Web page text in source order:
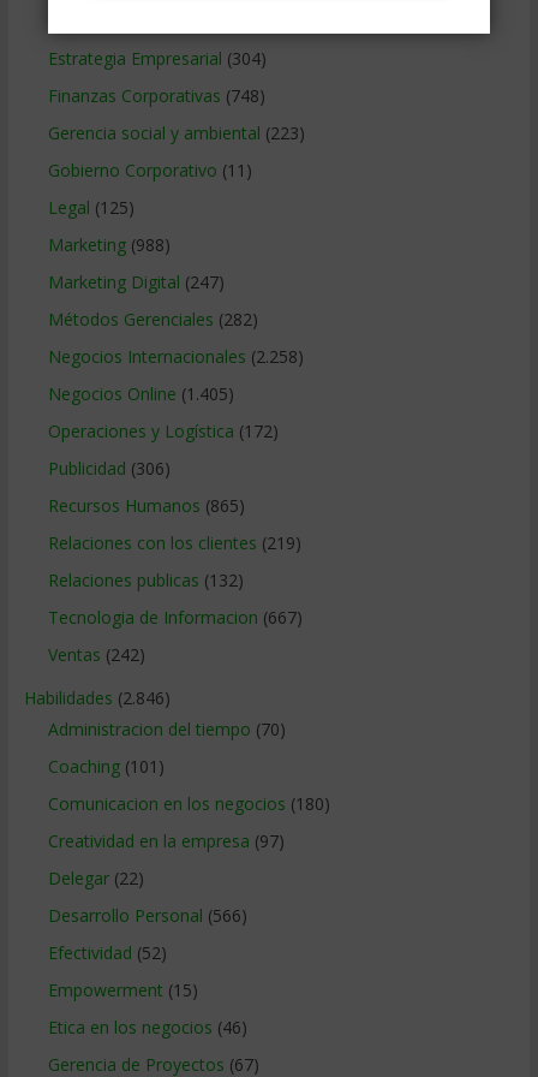
Estrategia Empresarial (304)
Finanzas Corporativas (748)
Gerencia social y ambiental (223)
Gobierno Corporativo (11)
Legal (125)
Marketing(988)
Marketing Digital (247)
Métodos Gerenciales (282)
Negocios Internacionales (2.258)
Negocios Online (1.405)
Operaciones y Logística (172)
Publicidad (306)
Recursos Humanos (865)
Relaciones con los clientes (219)
Relaciones publicas (132)
Tecnologia de Informacion (667)
Ventas (242)
Habilidades (2.846)
Administracion del tiempo (70)
Coaching(101)
Comunicacion en los negocios (180)
Creatividad en la empresa (97)
Delegar(22)
Desarrollo Personal (566)
Efectividad (52)
Empowerment (15)
Etica en los negocios (46)
Gerencia de Proyectos (67)